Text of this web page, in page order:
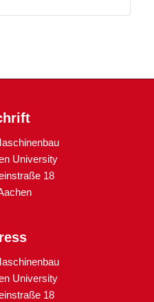
University
18
University
18